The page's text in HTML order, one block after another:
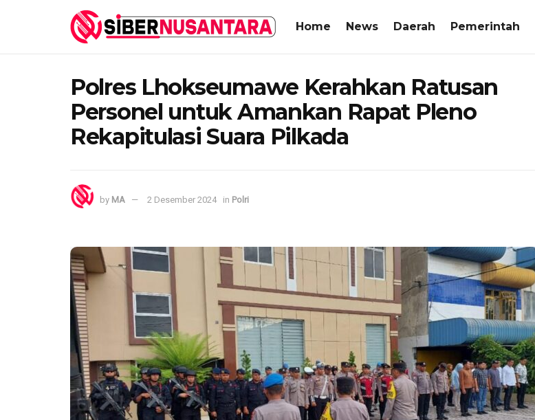
Home News Daerah Pemerintah
Polres Lhokseumawe Kerahkan Ratusan
Personel untuk Amankan Rapat Pleno
Rekapitulasi Suara Pilkada
by MA 2 Desember 2024 in Polri